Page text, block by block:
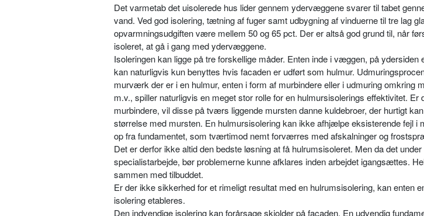
Det varmetab det uisolerede hus lider gennem ydervæggene svarer til tabet
vand. Ved god isolering, tætning af fuger samt udbygning af vinduerne til tre lag
opvarmningsudgiften være mellem 50 og 65 pct. Der er altså god grund til, når
isoleret, at gå i gang med ydervæggene.
Isoleringen kan ligge på tre forskellige måder. Enten inde i væggen, på ydersiden
kan naturligvis kun benyttes hvis facaden er udført som hulmur.
murværk der er i en hulmur, enten i form af murbindere eller i udmuring omkring
m.v., spiller naturligvis en meget stor rolle for en hulmursisolerings effektivitet.
murbindere, vil disse på tværs liggende mursten danne kuldebroer, der hurtigt
størrelse med mursten. En hulmursisolering kan ikke afhjælpe eksisterende fejl
op fra fundamentet, som tværtimod nemt forværres med afskalninger og
Det er derfor ikke altid den bedste løsning at få hulrumsisoleret. Men da det
specialistarbejde, bør problemerne kunne afklares inden arbejdet igangsættes.
sammen med tilbuddet.
Er der ikke sikkerhed for et rimeligt resultat med en hulrumsisolering, kan enten
isolering etableres.
Den indvendige isolering kan forårsage skjolder på facaden. En udvendig